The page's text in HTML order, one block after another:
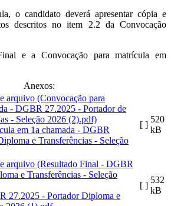
o candidato deverá apresentar cópia e
descritos no item 2.2 da Convocação
e a Convocação para matrícula em
Anexos:
em 1a chamada - DGBR
e Transferências - Seleção
[ ]
520
kB
27.2025 - Portador Diploma e
[ ]
532
kB